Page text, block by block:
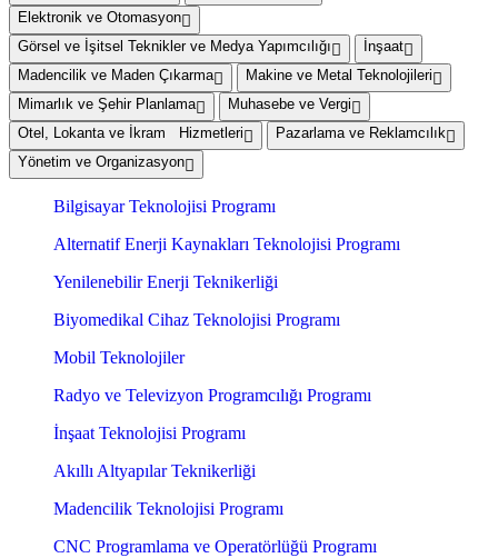
Elektronik ve Otomasyon
Görsel ve İşitsel Teknikler ve Medya Yapımcılığı
İnşaat
Madencilik ve Maden Çıkarma
Makine ve Metal Teknolojileri
Mimarlık ve Şehir Planlama
Muhasebe ve Vergi
Otel, Lokanta ve İkram Hizmetleri
Pazarlama ve Reklamcılık
Yönetim ve Organizasyon
Bilgisayar Teknolojisi Programı
Alternatif Enerji Kaynakları Teknolojisi Programı
Yenilenebilir Enerji Teknikerliği
Biyomedikal Cihaz Teknolojisi Programı
Mobil Teknolojiler
Radyo ve Televizyon Programcılığı Programı
İnşaat Teknolojisi Programı
Akıllı Altyapılar Teknikerliği
Madencilik Teknolojisi Programı
CNC Programlama ve Operatörlüğü Programı